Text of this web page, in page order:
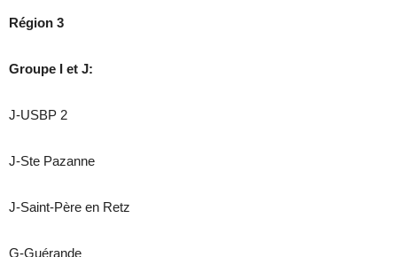
Région 3
Groupe I et J:
J-USBP 2
J-Ste Pazanne
J-Saint-Père en Retz
G-Guérande